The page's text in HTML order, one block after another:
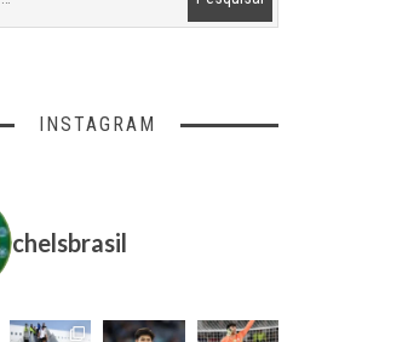
INSTAGRAM
chelsbrasil